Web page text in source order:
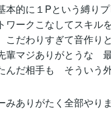
本的に１Pという縛り
ワークこなしてスキル
こだわりすぎて音作り
マジありがとうな
んだ相手も そういう
みありがたく全部やり